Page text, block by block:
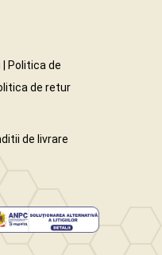
Politica de
de retur
de livrare